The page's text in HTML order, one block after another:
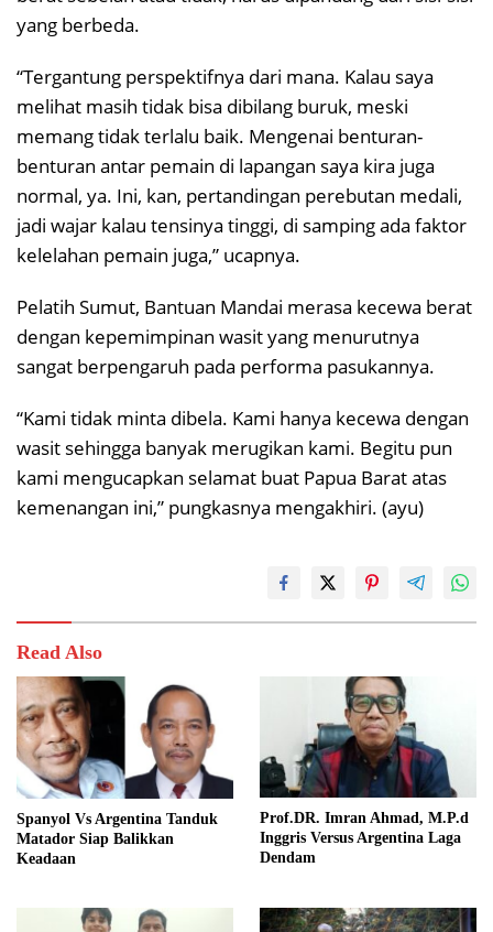
yang berbeda.
“Tergantung perspektifnya dari mana. Kalau saya
melihat masih tidak bisa dibilang buruk, meski
memang tidak terlalu baik. Mengenai benturan-
benturan antar pemain di lapangan saya kira juga
normal, ya. Ini, kan, pertandingan perebutan medali,
jadi wajar kalau tensinya tinggi, di samping ada faktor
kelelahan pemain juga,” ucapnya.
Pelatih Sumut, Bantuan Mandai merasa kecewa berat
dengan kepemimpinan wasit yang menurutnya
sangat berpengaruh pada performa pasukannya.
“Kami tidak minta dibela. Kami hanya kecewa dengan
wasit sehingga banyak merugikan kami. Begitu pun
kami mengucapkan selamat buat Papua Barat atas
kemenangan ini,” pungkasnya mengakhiri. (ayu)
Read Also
Spanyol Vs Argentina Tanduk
Matador Siap Balikkan
Keadaan
Prof.DR. Imran Ahmad, M.P.d
Inggris Versus Argentina Laga
Dendam